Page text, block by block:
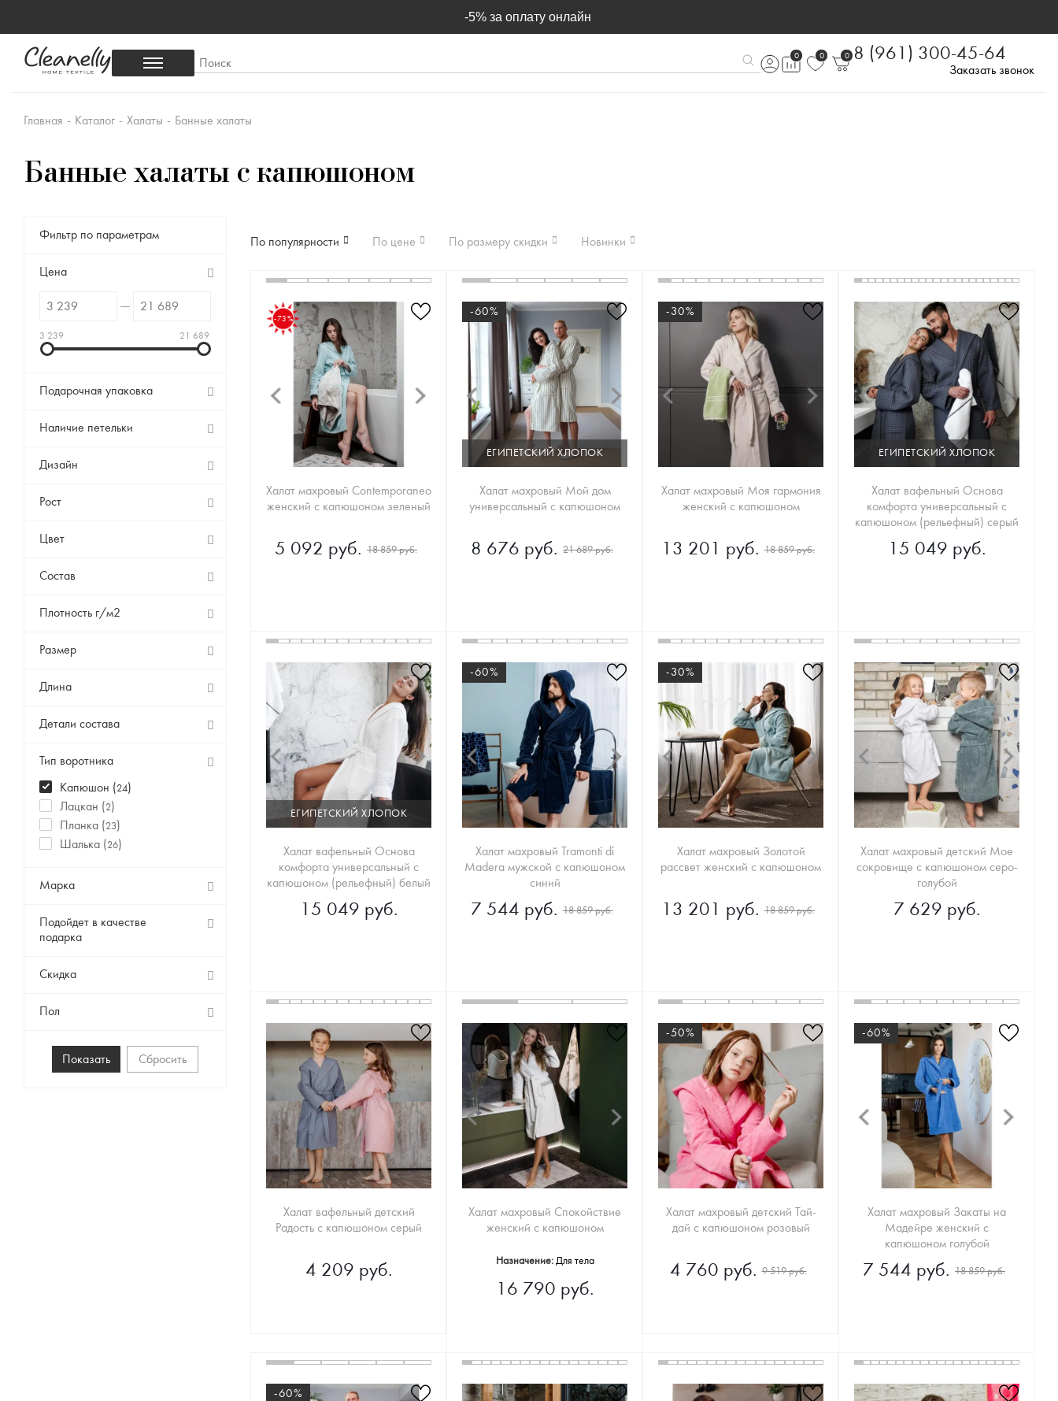
-5% за оплату онлайн
0 0 0 8 (961) 300-45-64
Заказать звонок
Главная - Каталог - Халаты - Банные халаты
Банные халаты с капюшоном
По популярности По цене По размеру скидки Новинки
-73%
Халат махровый Contemporaneo
женский с капюшоном зеленый
5 092 руб. 18 859 руб.
-60%
ЕГИПЕТСКИЙ ХЛОПОК
Халат махровый Мой дом
универсальный с капюшоном
8 676 руб. 21 689 руб.
-30%
Халат махровый Моя гармония
женский с капюшоном
13 201 руб. 18 859 руб.
ЕГИПЕТСКИЙ ХЛОПОК
Халат вафельный Основа
комфорта универсальный с
капюшоном (рельефный) серый
15 049 руб.
ЕГИПЕТСКИЙ ХЛОПОК
Халат вафельный Основа
комфорта универсальный с
капюшоном (рельефный) белый
15 049 руб.
-60%
Халат махровый Tramonti di
Madera мужской с капюшоном
синий
7 544 руб. 18 859 руб.
-30%
Халат махровый Золотой
рассвет женский с капюшоном
13 201 руб. 18 859 руб.
Халат махровый детский Мое
сокровище с капюшоном серо-
голубой
7 629 руб.
Халат вафельный детский
Радость с капюшоном серый
4 209 руб.
Халат махровый Спокойствие
женский с капюшоном
Назначение:Для тела
16 790 руб.
-50%
Халат махровый детский Тай-
дай с капюшоном розовый
4 760 руб. 9 519 руб.
-60%
Халат махровый Закаты на
Мадейре женский с
капюшоном голубой
7 544 руб. 18 859 руб.
-60%
Фильтр по параметрам
Цена
3 239 21 689
Подарочная упаковка
Наличие петельки
Дизайн
Рост
Цвет
Состав
Плотность г/м2
Размер
Длина
Детали состава
Тип воротника
Капюшон (24)
Лацкан (2)
Планка (23)
Шалька (26)
Марка
Подойдет в качестве
подарка
Скидка
Пол
Сбросить